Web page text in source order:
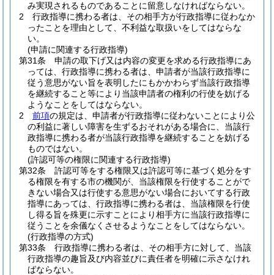
み実現されるものであることに留意しなければならない。
2
行政指導に携わる者は、その相手方が行政指導に従わなか
ったことを理由として、不利益な取扱いをしてはならな
い。
(申請に関連する行政指導)
第31条
申請の取下げ又は内容の変更を求める行政指導にあ
っては、行政指導に携わる者は、申請者が当該行政指導に
従う意思がない旨を表明したにもかかわらず当該行政指導
を継続すること等により当該申請者の権利の行使を妨げる
ようなことをしてはならない。
2
前項の規定は、申請者が行政指導に従わないことにより公
の利益に著しい障害を生ずるおそれがある場合に、当該行
政指導に携わる者が当該行政指導を継続することを妨げる
ものではない。
(許認可等の権限に関連する行政指導)
第32条
許認可等をする権限又は許認可等に基づく処分をす
る権限を有する市の機関が、当該権限を行使することがで
きない場合又は行使する意思がない場合においてする行政
指導にあっては、行政指導に携わる者は、当該権限を行使
し得る旨を殊更に示すことにより相手方に当該行政指導に
従うことを余儀なくさせるようなことをしてはならない。
(行政指導の方式)
第33条
行政指導に携わる者は、その相手方に対して、当該
行政指導の趣旨及び内容並びに責任者を明確に示さなけれ
ばならない。